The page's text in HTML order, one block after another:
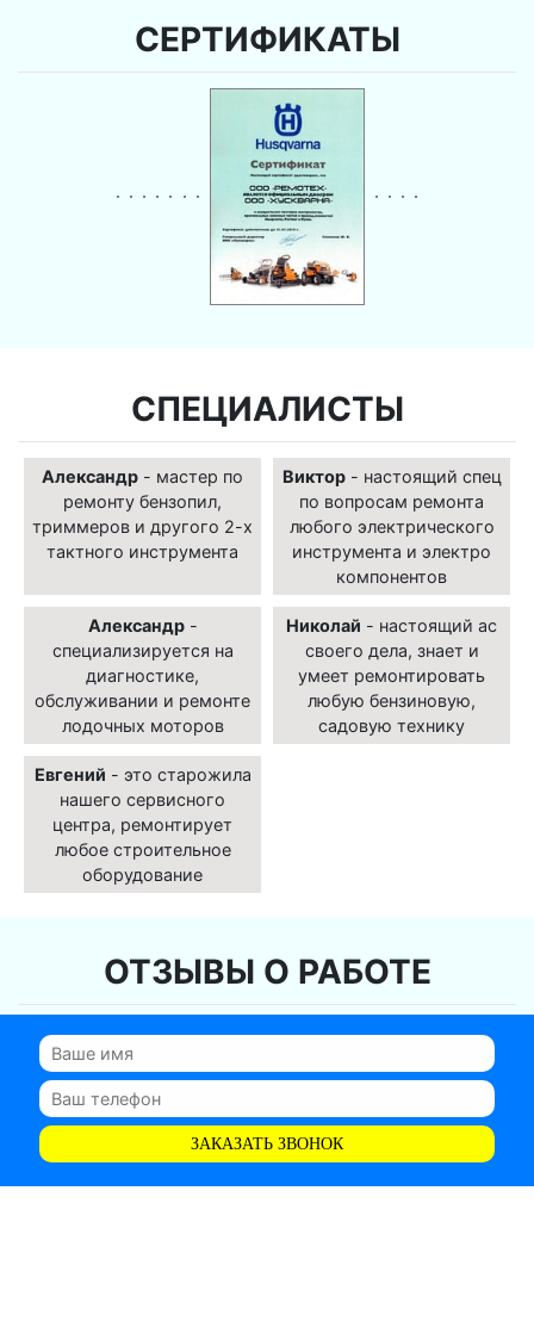
СЕРТИФИКАТЫ
СПЕЦИАЛИСТЫ
Александр - мастер по
ремонту бензопил,
триммеров и другого 2-х
тактного инструмента
Виктор- настоящий спец
по вопросам ремонта
любого электрического
инструмента и электро
компонентов
Александр-
специализируется на
диагностике,
обслуживании и ремонте
лодочных моторов
Николай - настоящий ас
своего дела, знает и
умеет ремонтировать
любую бензиновую,
садовую технику
Евгений - это старожила
нашего сервисного
центра, ремонтирует
любое строительное
оборудование
ОТЗЫВЫ О РАБОТЕ
ЗАКАЗАТЬ ЗВОНОК